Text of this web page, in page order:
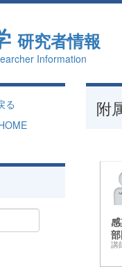
研究者情報
Information
附
講
る